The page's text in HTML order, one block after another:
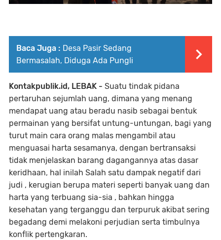
Baca Juga : Desa Pasir Sedang
Bermasalah, Diduga Ada Pungli
Kontakpublik.id, LEBAK - Suatu tindak pidana
pertaruhan sejumlah uang, dimana yang menang
mendapat uang atau beradu nasib sebagai bentuk
permainan yang bersifat untung-untungan, bagi yang
turut main cara orang malas mengambil atau
menguasai harta sesamanya, dengan bertransaksi
tidak menjelaskan barang dagangannya atas dasar
keridhaan, hal inilah Salah satu dampak negatif dari
judi , kerugian berupa materi seperti banyak uang dan
harta yang terbuang sia-sia , bahkan hingga
kesehatan yang terganggu dan terpuruk akibat sering
begadang demi melakoni perjudian serta timbulnya
konflik pertengkaran.